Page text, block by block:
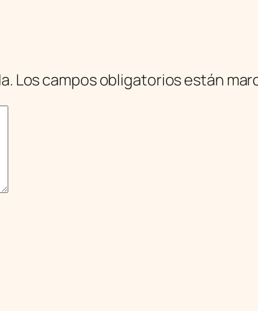
Los campos obligatorios están